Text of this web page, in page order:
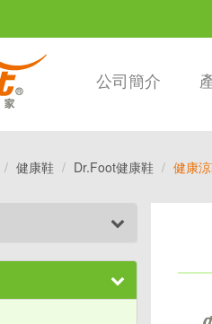
公司簡介
健康鞋 Dr.Foot健康鞋 健康